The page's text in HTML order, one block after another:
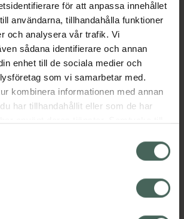
för att anpassa innehållet
användarna, tillhandahålla funktioner
och analysera vår trafik. Vi
sådana identifierare och annan
enhet till de sociala medier och
som vi samarbetar med.
kombinera informationen med annan
har tillhandahållit eller som de har
via webbplatsens
Ett återkallat samtycke påverkar inte
som skett innan återkallelsen.
Dölj
bipacksedeln innan
Visa